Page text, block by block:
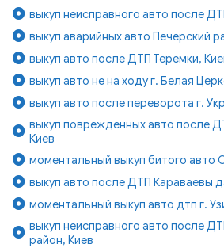
выкуп неисправного авто после
выкуп аварийных авто Печерский
выкуп авто после ДТП Теремки,
выкуп авто не на ходу г. Белая
выкуп авто после переворота г.
выкуп поврежденных авто после
Киев
моментальный выкуп битого авто
выкуп авто после ДТП Караваевы
моментальный выкуп авто дтп г.
выкуп неисправного авто после
район, Киев